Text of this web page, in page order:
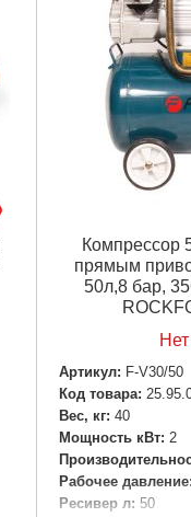
Компрессор
прямым
50л,8 бар,
Артикул: F-V30/50
Код товара:
Вес, кг: 40
Мощность кВт: 2
Рабочее давление:
Ресивер л: 50